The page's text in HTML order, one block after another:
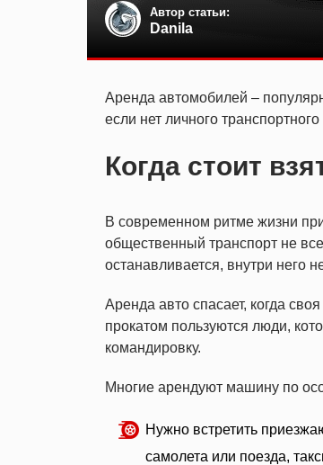
Автор статьи:
Danila
Аренда автомобилей –
если нет личного
Когда стоит
В современном ритме жизни
общественный транспорт не
останавливается, внутри него
Аренда авто спасает, когда
прокатом пользуются люди,
командировку.
Многие арендуют машину по
Нужно встретить
самолета или поезда,